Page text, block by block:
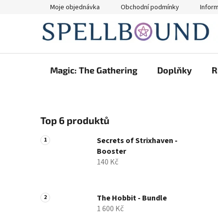
Moje objednávka Obchodní podmínky
Magic: The Gathering Doplňky
o
s
t
n
Top 6 produktů
Secrets of Strixhaven -
Booster
140 Kč
The Hobbit - Bundle
1 600 Kč